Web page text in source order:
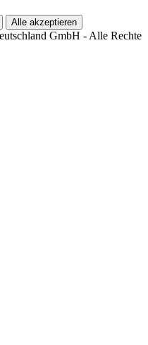
Alle akzeptieren
GmbH - Alle Rechte